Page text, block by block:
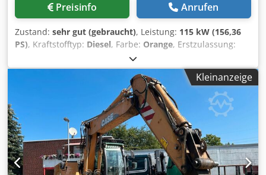
Preisinfo Anrufen
Zustand: sehr gut (gebraucht), Leistung: 115 kW (156,36
PS), Kraftstofftyp: Diesel, Farbe: Orange, Erstzulassung:
, Betriebsstunden:
Allgemeine Informationen Modelljahr: 2012
Seriennummer: DCH210R5NCEAH2500 Technische
Informationen Crjdpfx Ansy En Ndsdjf Zylinderzahl: 4
Leergewicht: 22.600 kg Funktionell Arbeitsbreite: 300 cm
CE-Kennzeichnung: ja Zustand Technischer Zustand: sehr
gut Optischer Zustand: sehr gut Finanzielle Informationen
Preis: Auf Anfrage Garantie Garantie: Aus erster Hand,
lückenlos scheckheftgepflegt, sofort einsatzbereit! - 80 %
Kettenlaufwerk - Inklusive 3 Löffel: 1300 mm, 450 mm und
Kleinanzeige